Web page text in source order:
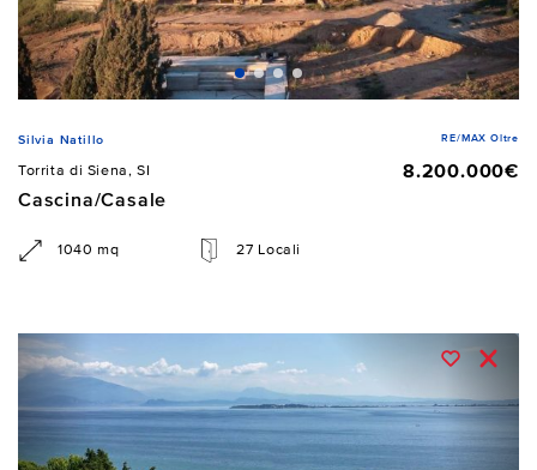
Silvia Natillo RE/MAX Oltre
Torrita di Siena, SI
8.200.000€
Cascina/Casale
1040 mq 27 Locali